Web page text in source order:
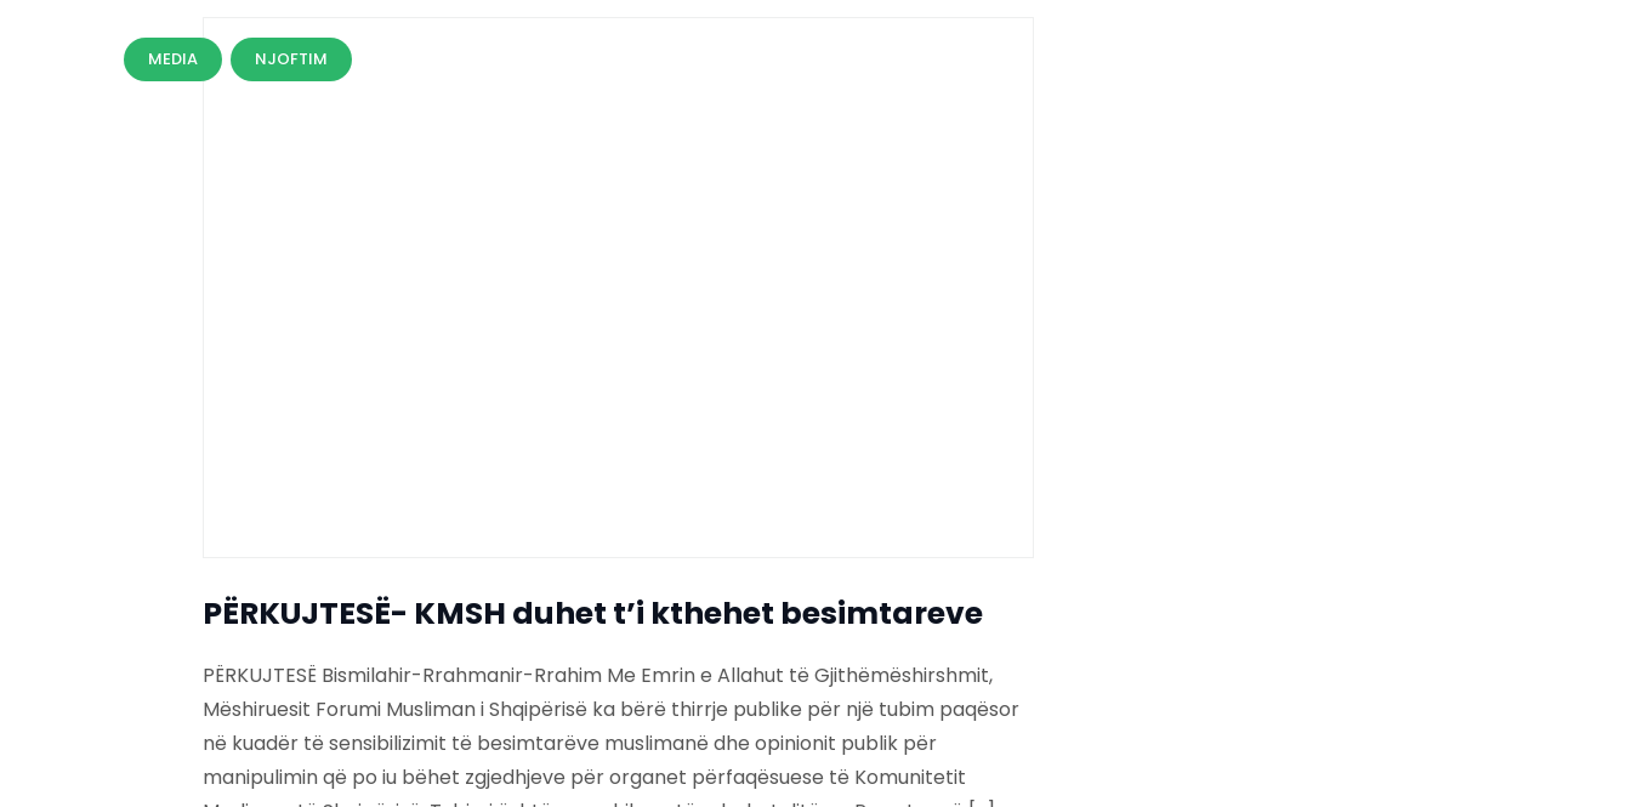
MEDIA NJOFTIM
PËRKUJTESË- KMSH duhet t’i kthehet besimtareve
PËRKUJTESË Bismilahir-Rrahmanir-Rrahim Me Emrin e Allahut të Gjithëmëshirshmit,
Mëshiruesit Forumi Musliman i Shqipërisë ka bërë thirrje publike për një tubim paqësor
në kuadër të sensibilizimit të besimtarëve muslimanë dhe opinionit publik për
manipulimin që po iu bëhet zgjedhjeve për organet përfaqësuese të Komunitetit